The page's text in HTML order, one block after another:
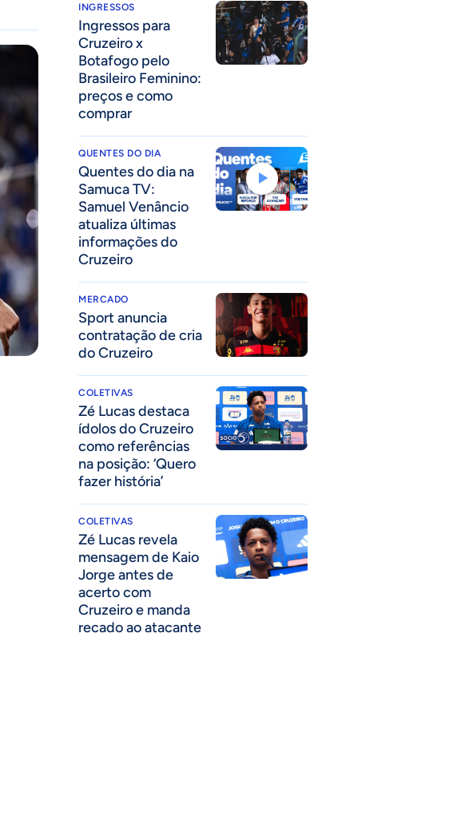
INGRESSOS
Ingressos para
Cruzeiro x
Botafogo pelo
Brasileiro Feminino:
preços e como
comprar
QUENTES DO DIA
Quentes do dia na
Samuca TV:
Samuel Venâncio
atualiza últimas
informações do
Cruzeiro
MERCADO
Sport anuncia
contratação de cria
do Cruzeiro
COLETIVAS
Zé Lucas destaca
ídolos do Cruzeiro
como referências
na posição: ‘Quero
fazer história’
COLETIVAS
Zé Lucas revela
mensagem de Kaio
Jorge antes de
acerto com
Cruzeiro e manda
recado ao atacante